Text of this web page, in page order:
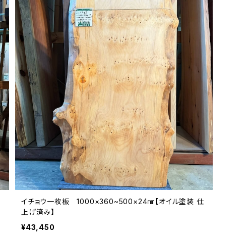
イチョウ一枚板 1000×360~500×24㎜【オイル塗装 仕
上げ済み】
¥43,450